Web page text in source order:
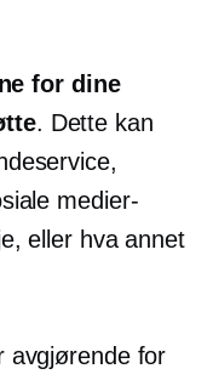
for dine
. Dette kan
medier-
eller hva annet
avgjørende for